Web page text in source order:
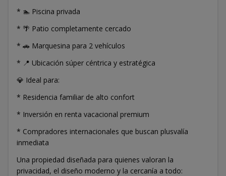
* 🏊 Piscina privada
* 🌴 Patio completamente cercado
* 🚗 Marquesina para 2 vehículos
* 📍 Ubicación súper céntrica y estratégica
💎 Ideal para:
* Residencia familiar de alto confort
* Inversión en renta vacacional premium
* Compradores internacionales que buscan plusvalía
inmediata
Una propiedad diseñada para quienes valoran la
privacidad, el diseño moderno y la cercanía a todo: